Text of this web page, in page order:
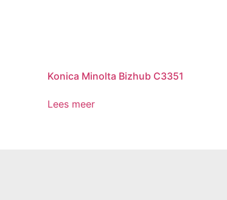
Konica Minolta Bizhub C3351
Lees meer